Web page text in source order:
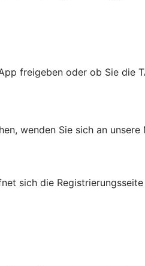
freigeben oder ob Sie die
wenden Sie sich an
sich die